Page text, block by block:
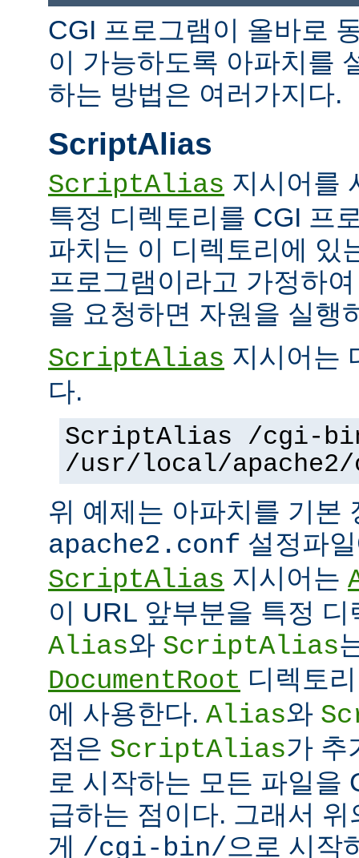
CGI 프로그램이 올바로
이 가능하도록 아파치를
하는 방법은 여러가지다.
ScriptAlias
ScriptAlias 지시어를
특정 디렉토리를 CGI 프
파치는 이 디렉토리에 있
프로그램이라고 가정하
을 요청하면 자원을 실행
ScriptAlias 지시어는
다.
ScriptAlias /cgi-
/usr/local/
위 예제는 아파치를 기본
apache2.conf 설정파
ScriptAlias 지시어는
이 URL 앞부분을 특정
Alias와 ScriptAlias
DocumentRoot 디렉토
에 사용한다. Alias와
점은 ScriptAlias가 추
로 시작하는 모든 파일을
급하는 점이다. 그래서
게 /cgi-bin/으로 시작